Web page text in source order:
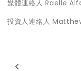
媒體連絡人 Raelle
投資人連絡人